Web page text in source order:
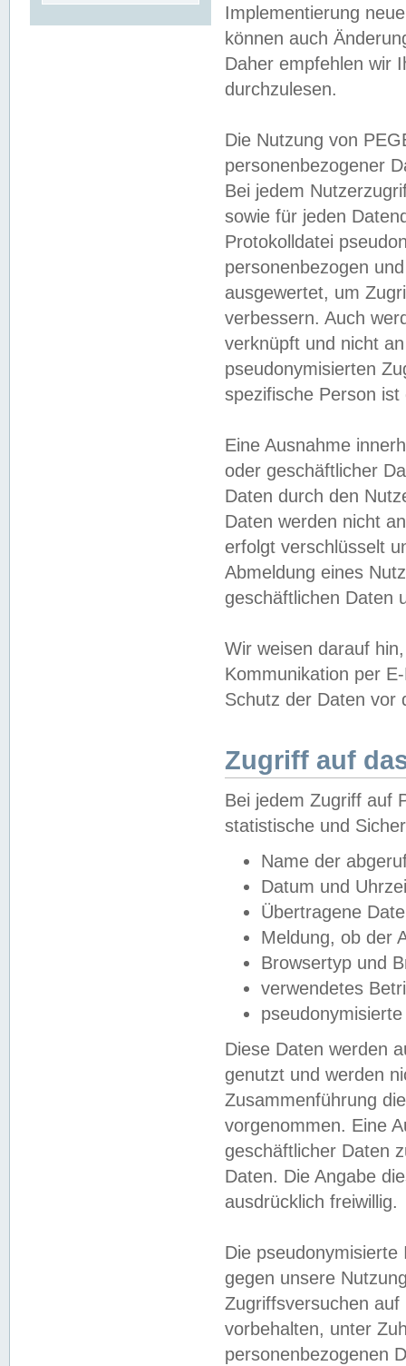
Implementierung
können auch
Daher empfehlen wir
durchzulesen.
Die Nutzung von
personenbezogener
Bei jedem
sowie für jeden
Protokolldatei
personenbezogen
ausgewertet, um
verbessern. Auch
verknüpft und nicht
pseudonymisierten
spezifische Person
Eine Ausnahme
oder geschäftlicher
Daten durch den
Daten werden nicht
erfolgt verschlüsselt
Abmeldung eines
geschäftlichen Daten
Wir weisen darauf
Kommunikation per
Schutz der Daten vor
Zugriff auf
Bei jedem Zugriff auf
statistische und
Name der
Datum und
Übertragene
Meldung, ob der
Browsertyp und
verwendetes
Diese Daten werden
genutzt und werden
Zusammenführung
vorgenommen. Eine
geschäftlicher Daten
Daten. Die Angabe
ausdrücklich freiwillig.
Die
gegen unsere
Zugriffsversuchen
vorbehalten, unter
personenbezogenen